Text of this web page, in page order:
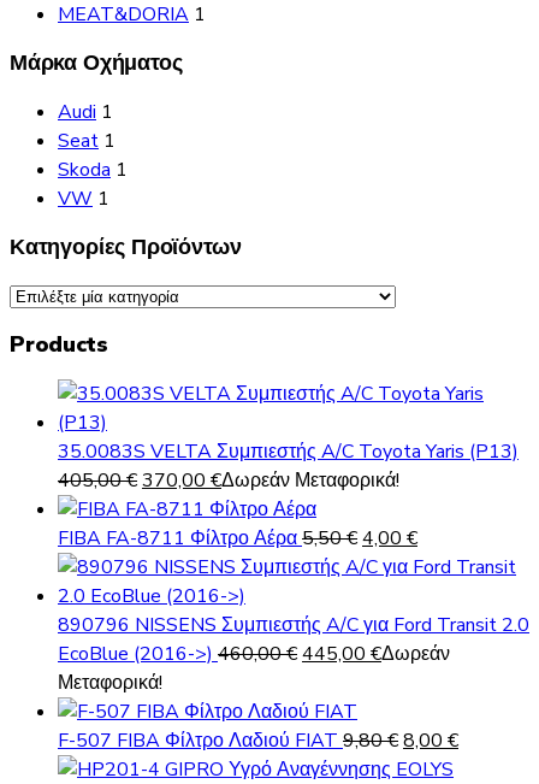
MEAT&DORIA 1
Μάρκα Οχήματος
Audi 1
Seat 1
Skoda 1
VW 1
Κατηγορίες Προϊόντων
Products
35.0083S VELTA Συμπιεστής A/C Toyota Yaris (P13)
405,00€Original
price
was:
405,00 €.
370,00 €Η
τρέχουσα
τιμή
είναι:
370,00 €.
Δωρεάν Μεταφορικά!
FIBA FA-8711 Φίλτρο Αέρα5,50€Original
price
5,50 €.
4,00 €Η
τρέχουσα
είναι:
4,00 €.
890796 NISSENS Συμπιεστής A/C για Ford Transit 2.0
EcoBlue (2016->) 460,00€Original
was:
460,00 €.
445,00 €Η
είναι:
445,00 €.
Δωρεάν
Μεταφορικά!
F-507 FIBA Φίλτρο Λαδιού FIAT 9,80€Original
price
8,00 €Η